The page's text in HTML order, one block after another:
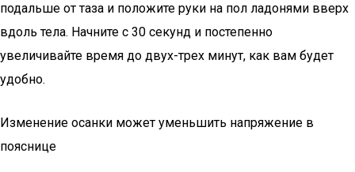
подальше от таза и положите руки на пол ладонями вверх
вдоль тела. Начните с 30 секунд и постепенно
увеличивайте время до двух-трех минут, как вам будет
удобно.
Изменение осанки может уменьшить напряжение в
пояснице